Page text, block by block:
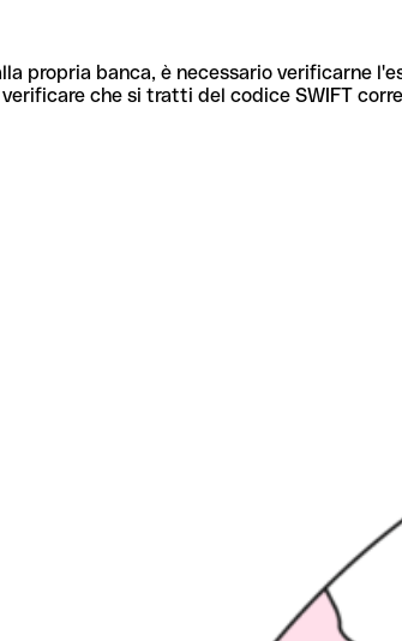
propria banca, è necessario verificarne
che si tratti del codice SWIFT